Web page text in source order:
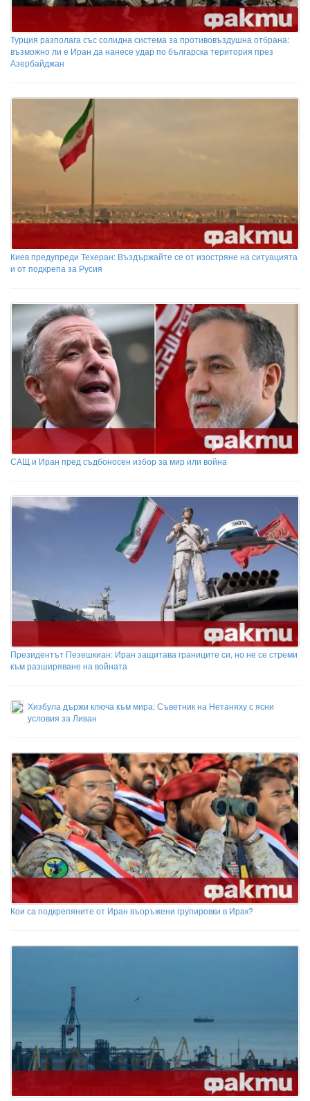
Турция разполага със солидна система за противовъздушна отбрана:
възможно ли е Иран да нанесе удар по българска територия през
Азербайджан
Киев предупреди Техеран: Въздържайте се от изостряне на ситуацията
и от подкрепа за Русия
САЩ и Иран пред съдбоносен избор за мир или война
Президентът Пезешкиан: Иран защитава границите си, но не се стреми
към разширяване на войната
Хизбула държи ключа към мира: Съветник на Нетаняху с ясни
условия за Ливан
Кои са подкрепяните от Иран въоръжени групировки в Ирак?